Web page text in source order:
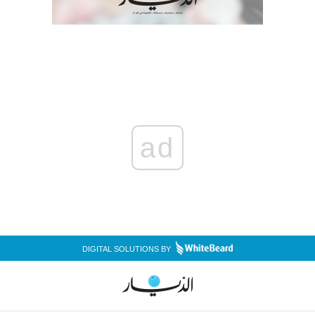
ad
DIGITAL SOLUTIONS BY